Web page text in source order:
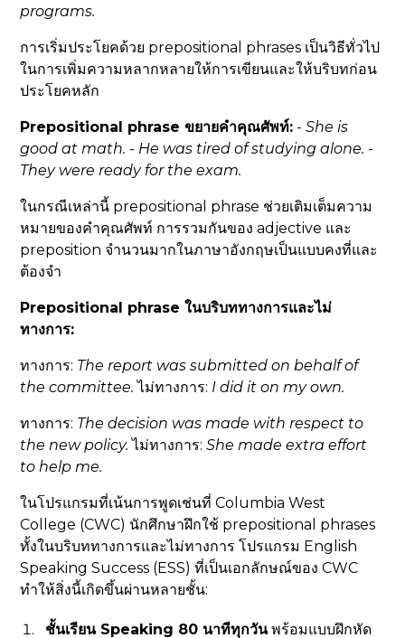
programs.
การเริ่มประโยคด้วย prepositional phrases เป็นวิธีทั่วไป
ในการเพิ่มความหลากหลายให้การเขียนและให้บริบทก่อน
ประโยคหลัก
Prepositional phrase ขยายคำคุณศัพท์: -She is
good at math. - He was tired ofstudying alone. -
They wereready forthe exam.
ในกรณีเหล่านี้ prepositional phrase ช่วยเติมเต็มความ
หมายของคำคุณศัพท์ การรวมกันของ adjective และ
preposition จำนวนมากในภาษาอังกฤษเป็นแบบคงที่และ
ต้องจำ
Prepositional phrase ในบริบททางการและไม่
ทางการ:
ทางการ: The report was submittedon behalf of
the committee. ไม่ทางการ: I did iton my own.
ทางการ: The decision was made with respect to
the new policy. ไม่ทางการ:She made extra effort
to help me.
ในโปรแกรมที่เน้นการพูดเช่นที่ Columbia West
College (CWC) นักศึกษาฝึกใช้ prepositional phrases
ทั้งในบริบททางการและไม่ทางการ โปรแกรม English
Speaking Success (ESS) ที่เป็นเอกลักษณ์ของ CWC
ทำให้สิ่งนี้เกิดขึ้นผ่านหลายชั้น:
ชั้นเรียน Speaking 80 นาทีทุกวันพร้อมแบบฝึกหัด